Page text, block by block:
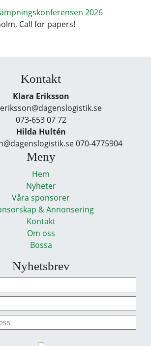
2026
Call for papers!
Kontakt
Klara Eriksson
073-653 07 72
Hilda Hultén
070-4775904
Meny
Hem
Nyheter
Våra sponsorer
& Annonsering
Kontakt
Om oss
Bossa
Nyhetsbrev